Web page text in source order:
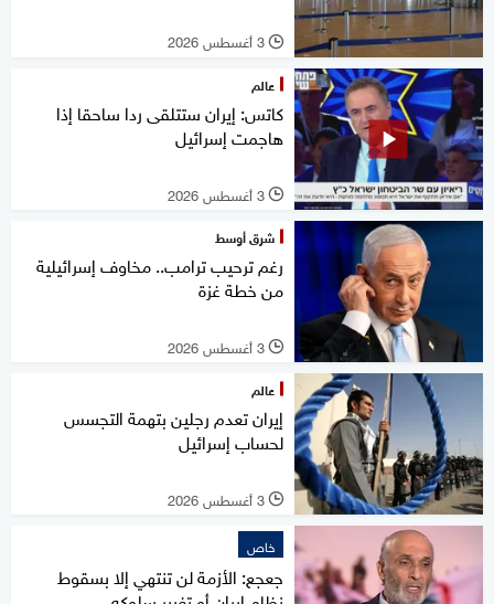
l 3 أغسطس 2026
عالم
كاتس: إيران ستتلقى ردا ساحقا إذا
هاجمت إسرائيل
l 3 أغسطس 2026
شرق أوسط
رغم ترحيب ترامب.. مخاوف إسرائيلية
من خطة غزة
l 3 أغسطس 2026
عالم
إيران تعدم رجلين بتهمة التجسس
لحساب إسرائيل
l 3 أغسطس 2026
خاص
جعجع: الأزمة لن تنتهي إلا بسقوط